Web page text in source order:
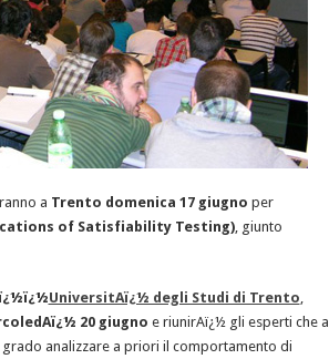
a Trento domenica 17 giugno per
of Satisfiability Testing), giunto
UniversitAï¿½ degli Studi di Trento
20 giugno e riunirAï¿½ gli esperti che a
analizzare a priori il comportamento di